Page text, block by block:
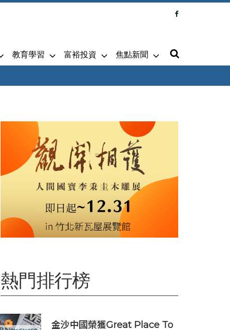
教育學習 富裕投資 焦點新聞
熱門排行榜
金沙中國榮獲Great Place To